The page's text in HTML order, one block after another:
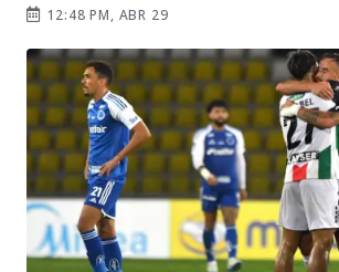
12:48 PM, ABR 29